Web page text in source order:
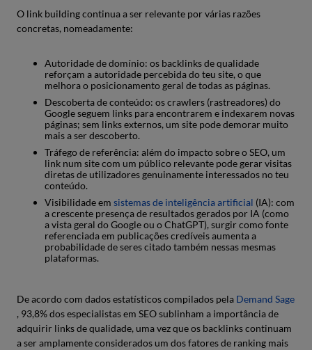
O link building continua a ser relevante por várias razões
concretas, nomeadamente:
Autoridade de domínio: os backlinks de qualidade
reforçam a autoridade percebida do teu site, o que
melhora o posicionamento geral de todas as páginas.
Descoberta de conteúdo: os crawlers (rastreadores) do
Google seguem links para encontrarem e indexarem novas
páginas; sem links externos, um site pode demorar muito
mais a ser descoberto.
Tráfego de referência: além do impacto sobre o SEO, um
link num site com um público relevante pode gerar visitas
diretas de utilizadores genuinamente interessados no teu
conteúdo.
Visibilidade em sistemas de inteligência artificial (IA): com
a crescente presença de resultados gerados por IA (como
a vista geral do Google ou o ChatGPT), surgir como fonte
referenciada em publicações credíveis aumenta a
probabilidade de seres citado também nessas mesmas
plataformas.
De acordo com dados estatísticos compilados pela Demand Sage
, 93,8% dos especialistas em SEO sublinham a importância de
adquirir links de qualidade, uma vez que os backlinks continuam
a ser amplamente considerados um dos fatores de ranking mais